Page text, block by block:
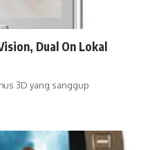
Dual On Lokal
3D yang sanggup